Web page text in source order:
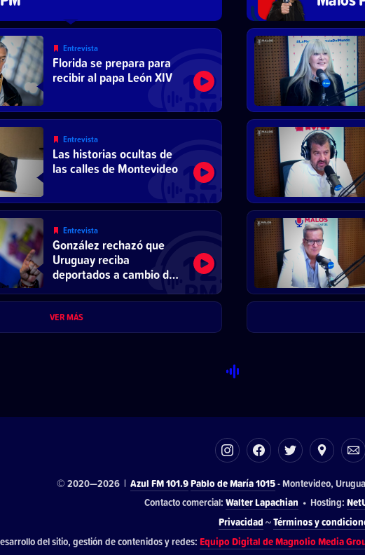
Entrevista
Florida se prepara para
recibir al papa León XIV
Entrevista
Las historias ocultas de
las calles de Montevideo
Entrevista
González rechazó que
Uruguay reciba
deportados a cambio de
VER MÁS
© 2020—2026 | Azul FM 101.9Pablo de María 1015- Montevideo,
Contacto comercial:Walter Lapachian • Hosting:
Privacidad~Términos y
del sitio, gestión de contenidos y redes:Equipo Digital de Magnolio Media